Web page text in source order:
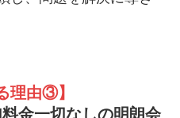
理由③】
金一切なしの明朗会